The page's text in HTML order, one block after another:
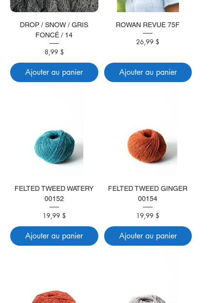
DROP / SNOW / GRIS
FONCÉ / 14
Prix
8,99 $
Ajouter au panier
ROWAN REVUE 75F
Prix
26,99 $
Ajouter au panier
FELTED TWEED WATERY
00152
Prix
19,99 $
Ajouter au panier
FELTED TWEED GINGER
00154
Prix
19,99 $
Ajouter au panier